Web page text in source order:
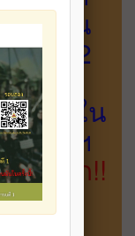
นักงาน
นี้ - 12
กพ้น
ะสิทธิ์ใน
เลือกฯ
นี้" คลิก!!